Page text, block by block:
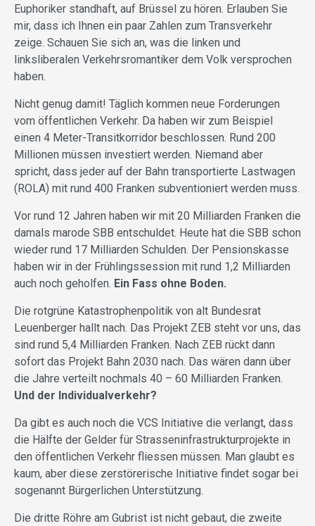
Euphoriker standhaft, auf Brüssel zu hören. Erlauben Sie
mir, dass ich Ihnen ein paar Zahlen zum Transverkehr
zeige. Schauen Sie sich an, was die linken und
linksliberalen Verkehrsromantiker dem Volk versprochen
haben.
Nicht genug damit! Täglich kommen neue Forderungen
vom öffentlichen Verkehr. Da haben wir zum Beispiel
einen 4 Meter-Transitkorridor beschlossen. Rund 200
Millionen müssen investiert werden. Niemand aber
spricht, dass jeder auf der Bahn transportierte Lastwagen
(ROLA) mit rund 400 Franken subventioniert werden muss.
Vor rund 12 Jahren haben wir mit 20 Milliarden Franken die
damals marode SBB entschuldet. Heute hat die SBB schon
wieder rund 17 Milliarden Schulden. Der Pensionskasse
haben wir in der Frühlingssession mit rund 1,2 Milliarden
auch noch geholfen. Ein Fass ohne Boden.
Die rotgrüne Katastrophenpolitik von alt Bundesrat
Leuenberger hallt nach. Das Projekt ZEB steht vor uns, das
sind rund 5,4 Milliarden Franken. Nach ZEB rückt dann
sofort das Projekt Bahn 2030 nach. Das wären dann über
die Jahre verteilt nochmals 40 – 60 Milliarden Franken.
Und der Individualverkehr?
Da gibt es auch noch die VCS Initiative die verlangt, dass
die Hälfte der Gelder für Strasseninfrastrukturprojekte in
den öffentlichen Verkehr fliessen müssen. Man glaubt es
kaum, aber diese zerstörerische Initiative findet sogar bei
sogenannt Bürgerlichen Unterstützung.
Die dritte Röhre am Gubrist ist nicht gebaut, die zweite